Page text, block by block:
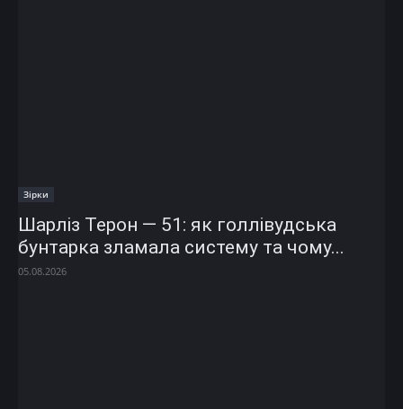
Зірки
Шарліз Терон — 51: як голлівудська
бунтарка зламала систему та чому...
05.08.2026